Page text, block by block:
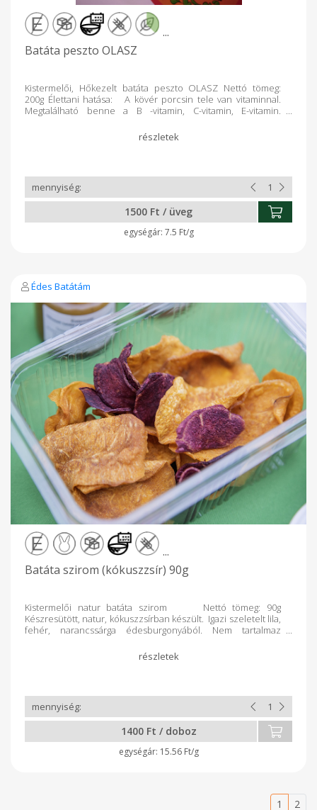
...
Batáta peszto OLASZ
Kistermelői, Hőkezelt batáta peszto OLASZ Nettó tömeg:
200g Élettani hatása: A kövér porcsin tele van vitaminnal.
Megtalálható benne a B -vitamin, C-vitamin, E-vitamin.
Összetevők: főtt batáta,kővérporcsin, fokhagyma, bazsalikom,
hagyma,só, bors,oregánó. Felbontás után hűtőből 10nap alatt
színesítéséhez, nyers zöldségek mártogatósának.
1500 Ft / üveg
7.5 Ft/g
Édes Batátám
...
Batáta szirom (kókuszzsír) 90g
Kistermelői natur batáta szirom Nettó tömeg: 90g
Készresütött, natur, kókuszzsírban készült. Igazi szeletelt lila,
fehér, narancssárga édesburgonyából. Nem tartalmaz
magában vagy lecsós,lecsós-chilis,ajváros,
padlizsános,rozmaringos, habanerós, carolina reaperes
szavatossággal szállítva. Szobahőmérsékleten visszazárt
dobozban tartandó. Összetevők: batáta, kókuszzsír.
Csomagolása szelektíven gyűjthető, otthon többször is
1400 Ft / doboz
15.56 Ft/g
1 2